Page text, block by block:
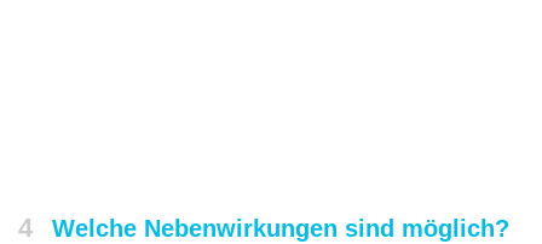
4 Welche Nebenwirkungen sind möglich?